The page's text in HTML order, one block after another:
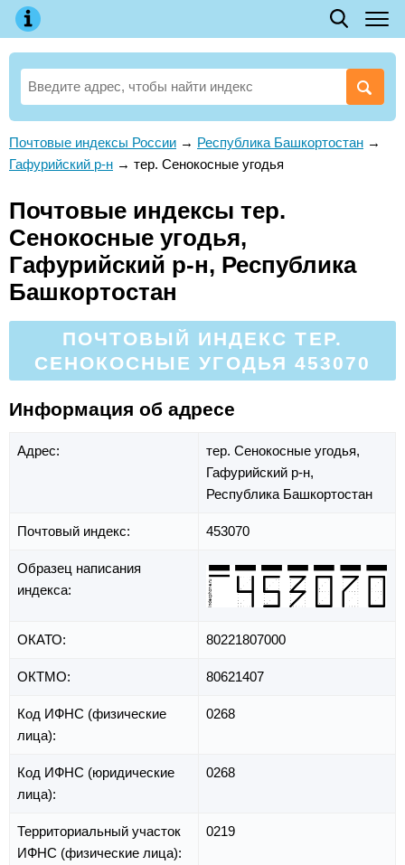
Почтовые индексы России → Республика Башкортостан →
Гафурийский р-н → тер. Сенокосные угодья
Почтовые индексы тер.
Сенокосные угодья,
Гафурийский р-н, Республика
Башкортостан
ПОЧТОВЫЙ ИНДЕКС ТЕР.
СЕНОКОСНЫЕ УГОДЬЯ 453070
Информация об адресе
Адрес:
тер. Сенокосные угодья,
Гафурийский р-н,
Республика Башкортостан
Почтовый индекс: 453070
Образец написания
индекса:
ОКАТО: 80221807000
ОКТМО: 80621407
Код ИФНС (физические
лица):
0268
Код ИФНС (юридические
лица):
0268
Территориальный участок
ИФНС (физические лица):
0219